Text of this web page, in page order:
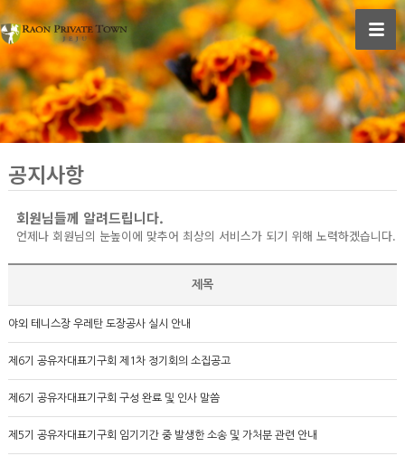
공지사항
회원님들께 알려드립니다.
언제나 회원님의 눈높이에 맞추어 최상의 서비스가 되기 위해 노력하겠습니다.
제목
야외 테니스장 우레탄 도장공사 실시 안내
제6기 공유자대표기구회 제1차 정기회의 소집공고
제6기 공유자대표기구회 구성 완료 및 인사 말씀
제5기 공유자대표기구회 임기기간 중 발생한 소송 및 가처분 관련 안내